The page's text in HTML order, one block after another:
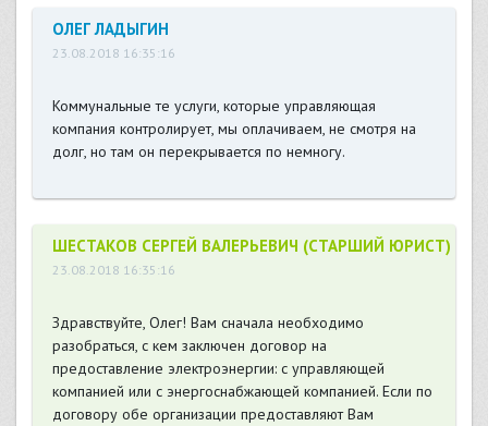
ОЛЕГ ЛАДЫГИН
23.08.2018 16:35:16
Коммунальные те услуги, которые управляющая
компания контролирует, мы оплачиваем, не смотря на
долг, но там он перекрывается по немногу.
ШЕСТАКОВ СЕРГЕЙ ВАЛЕРЬЕВИЧ (СТАРШИЙ ЮРИСТ)
23.08.2018 16:35:16
Здравствуйте, Олег! Вам сначала необходимо
разобраться, с кем заключен договор на
предоставление электроэнергии: с управляющей
компанией или с энергоснабжающей компанией. Если по
договору обе организации предоставляют Вам